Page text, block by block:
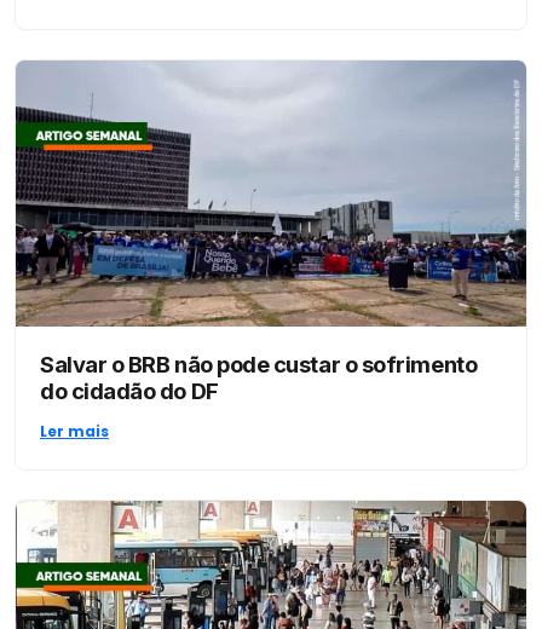
Salvar o BRB não pode custar o sofrimento
do cidadão do DF
Ler mais